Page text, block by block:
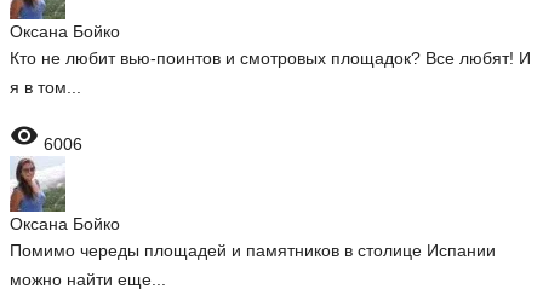
Оксана Бойко
Кто не любит вью-поинтов и смотровых площадок? Все любят! И
я в том...
 6006
Оксана Бойко
Помимо череды площадей и памятников в столице Испании
можно найти еще...